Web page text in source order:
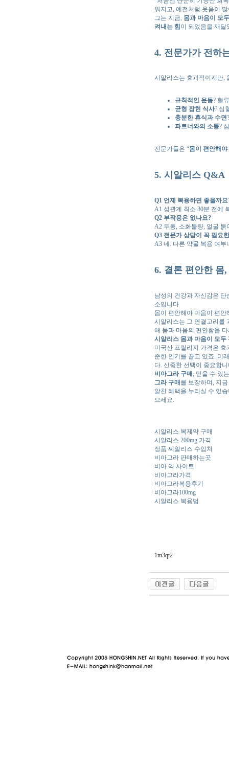
워지고, 예전처럼 웃음이
그는 지금, 몸과 마음이 모
켜내는 힘이 되었음을 깨달
4. 전문가가 전하
시알리스는 효과적이지만,
규칙적인 운동? 혈
균형 잡힌 식사? 심
충분한 휴식과 수면
파트너와의 소통?
전문가들은 “몸이 편안해
5. 시알리스 Q&A
Q1 언제 복용하면 좋을까요
A1 성관계 최소 30분 전에
Q2 부작용은 없나요?
A2 두통, 소화불량, 얼굴
Q3 전문가 상담이 꼭 필요
A3 네. 다른 약물 복용 여
6. 결론 편안한 몸
남성의 건강과 자신감은
소입니다.
몸이 편안해야 마음이 편
시알리스는 그 연결고리를
해 몸과 마음의 편안함을
시알리스 몸과 마음이 모두
미국산 프릴리지 가격은
준한 인기를 끌고 있죠. 미
다. 신중한 선택이 중요합
비아그라 구매, 믿을 수 있
그라 구매 를 보장하며, 지
알찬 혜택을 누리실 수 있
으세요.
시알리스 복제약 구매
시알리스 200mg 가격
정품 씨알리스 수입처
비아그라 판매하는곳
비아 약 사이트
비아그라가격
비아그라복용후기
비아그라100mg
시알리스 복용법
1m3qt2